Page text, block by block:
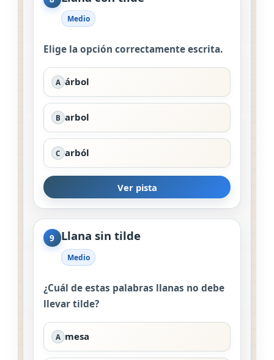
Medio
Elige la opción correctamente escrita.
A árbol
B arbol
C arból
Ver pista
9 Llana sin tilde
Medio
¿Cuál de estas palabras llanas no debe
llevar tilde?
A mesa